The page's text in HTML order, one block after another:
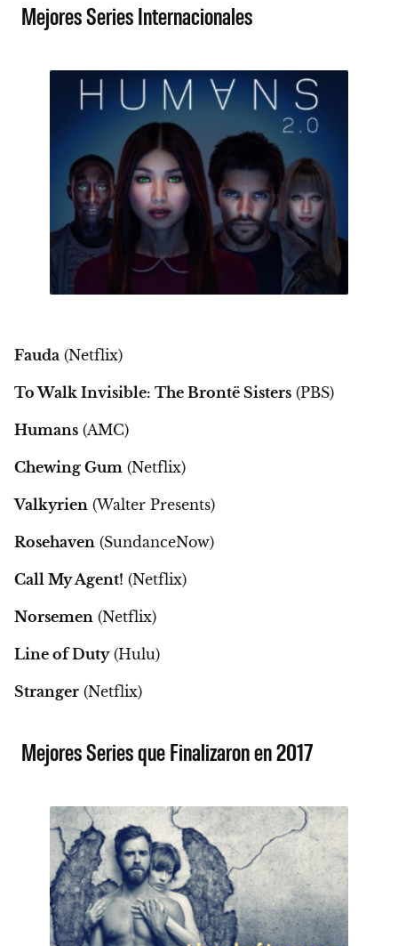
Mejores Series Internacionales
Fauda (Netflix)
To Walk Invisible: The Brontë Sisters (PBS)
Humans (AMC)
Chewing Gum (Netflix)
Valkyrien (Walter Presents)
Rosehaven (SundanceNow)
Call My Agent! (Netflix)
Norsemen (Netflix)
Line of Duty(Hulu)
Stranger (Netflix)
Mejores Series que Finalizaron en 2017